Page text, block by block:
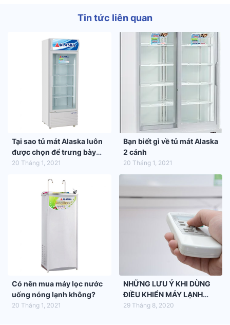
Tin tức liên quan
Tại sao tủ mát Alaska luôn
được chọn để trưng bày
hàng hóa trong siêu thị
20 Tháng 1, 2021
Bạn biết gì về tủ mát Alaska
2 cánh
20 Tháng 1, 2021
Có nên mua máy lọc nước
uống nóng lạnh không?
20 Tháng 1, 2021
NHỮNG LƯU Ý KHI DÙNG
ĐIỀU KHIỂN MÁY LẠNH
ALASKA
29 Tháng 8, 2020